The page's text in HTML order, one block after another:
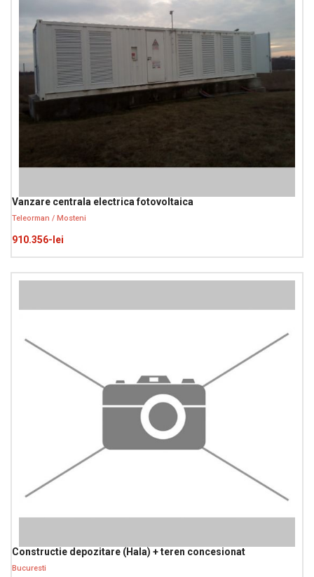
Vanzare centrala electrica fotovoltaica
Teleorman / Mosteni
910.356-lei
Constructie depozitare (Hala) + teren concesionat
Bucuresti